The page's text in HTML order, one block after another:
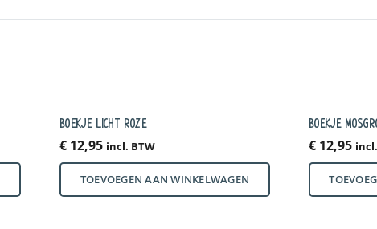
BOEKJE LICHT ROZE
€ 12,95 incl. BTW
TOEVOEGEN AAN WINKELWAGEN
BOEKJE
€12,95